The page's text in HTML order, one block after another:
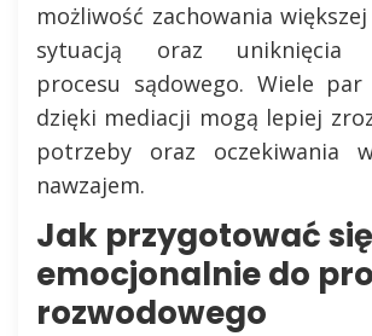
możliwość zachowania
sytuacją oraz uniknięcia
procesu sądowego. Wiele
dzięki mediacji mogą lepiej
potrzeby oraz oczekiwania
nawzajem.
Jak przygotować się
emocjonalnie do
rozwodowego